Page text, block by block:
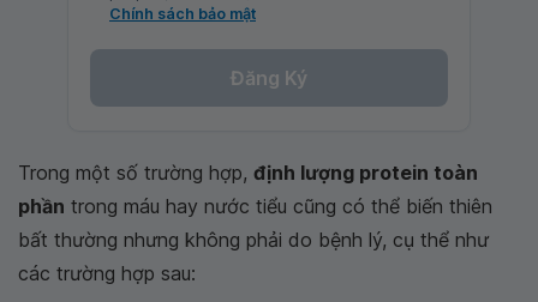
Chính sách bảo mật
Đăng Ký
Trong một số trường hợp, định lượng protein toàn
phần trong máu hay nước tiểu cũng có thể biến thiên
bất thường nhưng không phải do bệnh lý, cụ thể như
các trường hợp sau: